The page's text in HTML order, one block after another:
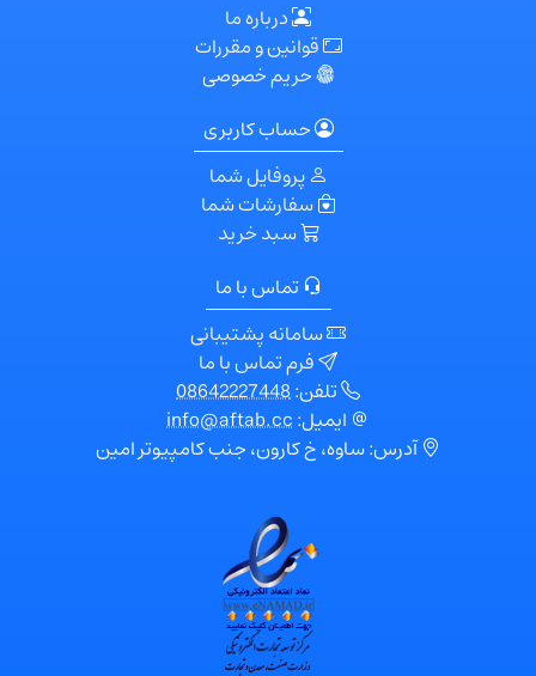
درباره ما
قوانین و مقررات
حریم خصوصی
حساب کاربری
پروفایل شما
سفارشات شما
سبد خرید
تماس با ما
سامانه پشتیبانی
فرم تماس با ما
تلفن:08642227448
ایمیل:info@aftab.cc
آدرس: ساوه، خ کارون، جنب کامپیوتر امین